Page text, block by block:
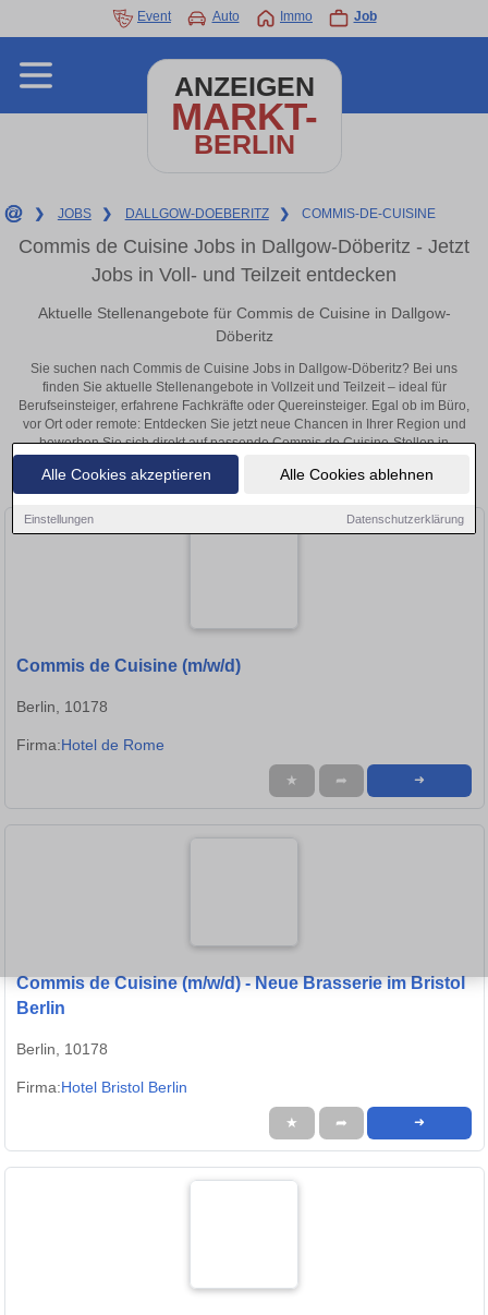
Alle Cookies akzeptieren Alle Cookies ablehnen
Einstellungen Datenschutzerklärung
Event Auto Immo Job
ANZEIGEN
MARKT-
BERLIN
❯ JOBS ❯ DALLGOW-DOEBERITZ ❯ COMMIS-DE-CUISINE
Commis de Cuisine Jobs in Dallgow-Döberitz - Jetzt
Jobs in Voll- und Teilzeit entdecken
Aktuelle Stellenangebote für Commis de Cuisine in Dallgow-
Döberitz
Sie suchen nach Commis de Cuisine Jobs in Dallgow-Döberitz? Bei uns
finden Sie aktuelle Stellenangebote in Vollzeit und Teilzeit – ideal für
Berufseinsteiger, erfahrene Fachkräfte oder Quereinsteiger. Egal ob im Büro,
vor Ort oder remote: Entdecken Sie jetzt neue Chancen in Ihrer Region und
bewerben Sie sich direkt auf passende Commis de Cuisine-Stellen in
Dallgow-Döberitz!
Commis de Cuisine (m/w/d)
Berlin, 10178
Firma:Hotel de Rome
★ ➦ ➜
Commis de Cuisine (m/w/d) - Neue Brasserie im Bristol
Berlin
Berlin, 10178
Firma:Hotel Bristol Berlin
★ ➦ ➜